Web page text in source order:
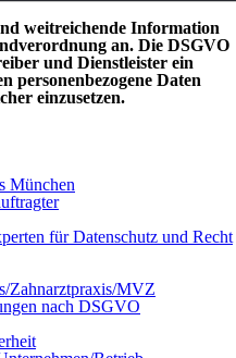
weitreichende Information
an. Die DSGVO
und Dienstleister ein
personenbezogene Daten
einzusetzen.
München
für Datenschutz und Recht
Zahnarztpraxis/MVZ
nach DSGVO